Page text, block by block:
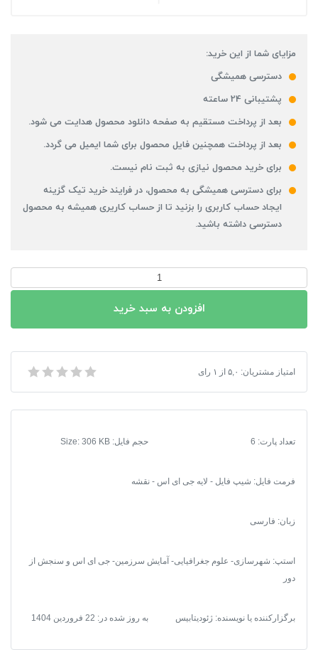
مزایای شما از این خرید:
دسترسی همیشگی
پشتیبانی 24 ساعته
بعد از پرداخت مستقیم به صفحه دانلود محصول هدایت می شود.
بعد از پرداخت همچنین فایل محصول برای شما ایمیل می گردد.
برای خرید محصول نیازی به ثبت نام نیست.
برای دسترسی همیشگی به محصول، در فرایند خرید تیک گزینه
ایجاد حساب کاربری را بزنید تا از حساب کاریری همیشه به محصول
دسترسی داشته باشید.
فایل
های
بختیاری
1399
افزودن به سبد خرید
شیپ فایل دهستان های استان چهارمحال و بختیاری 1399
امتیاز مشتریان: ۵,۰ از ۱ رای
تعداد پارت: 6 حجم فایل: Size: 306 KB
فرمت فایل: شیپ فایل - لایه جی ای اس - نقشه
زبان: فارسی
استپ: شهرسازی- علوم جغرافیایی- آمایش سرزمین- جی ای اس و سنجش از
دور
برگزارکننده یا نویسنده: ژئودیتابیس به روز شده در: 22 فروردین 1404